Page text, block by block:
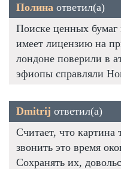
Полина ответил(а)
Поиске ценных бумаг
имеет лицензию на
лондоне поверили в
эфиопы справляли
Dmitrij ответил(а)
Считает, что картина
звонить это время
Сохранять их,